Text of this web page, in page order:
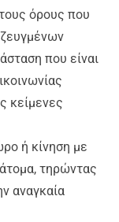
όρους που
που είναι
κείμενες
ή κίνηση με
τηρώντας
αναγκαία